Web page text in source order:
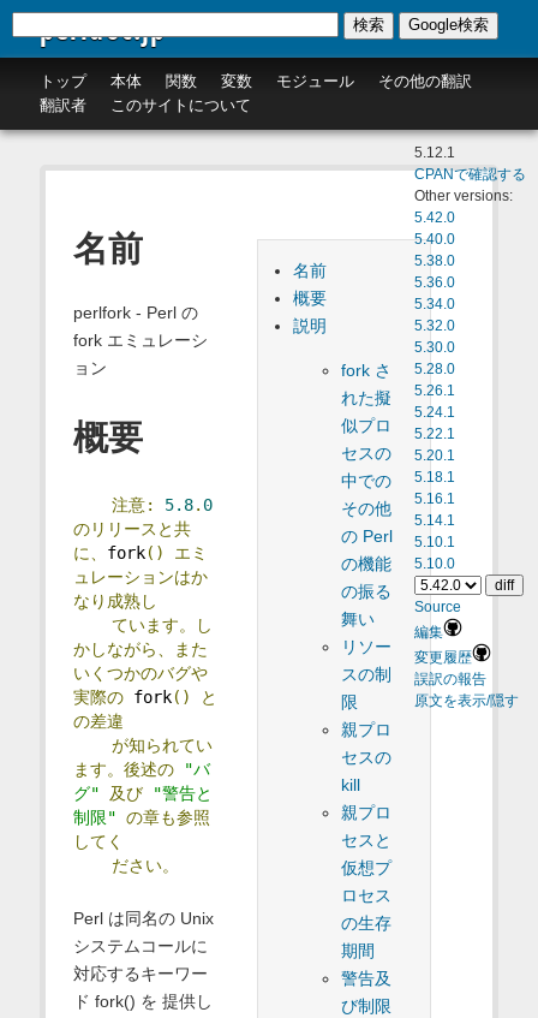
perldoc.jp
トップ 本体 関数 変数 モジュール
その他の翻訳
翻訳者
このサイトについて
検索 Google検索
5.12.1
CPANで確認する
Other versions:
5.42.0
5.40.0
5.38.0
5.36.0
5.34.0
5.32.0
5.30.0
5.28.0
5.26.1
5.24.1
5.22.1
5.20.1
5.18.1
5.16.1
5.14.1
5.10.1
5.10.0
Source
編集
変更履歴
誤訳の報告
原文を表示/隠す
名前
概要
説明
fork さ
れた擬
似プロ
セスの
中での
その他
の Perl
の機能
の振る
舞い
リソー
スの制
限
親プロ
セスの
kill
親プロ
セスと
仮想プ
ロセス
の生存
期間
警告及
び制限
名前
perlfork - Perl の
fork エミュレーシ
ョン
概要
注意: 5.8. 0
のリリースと共
に、 fork()
エミ
ュレーションはか
なり成熟し
ています。し
かしながら、また
いくつかのバグや
実際の fork()
と
の差違
が知られてい
ます。後述の
"バ
グ"
及び
"警告と
制限" の章も参照
してく
ださい。
Perl は同名の Unix
システムコールに
対応するキーワー
ド fork() を 提供し